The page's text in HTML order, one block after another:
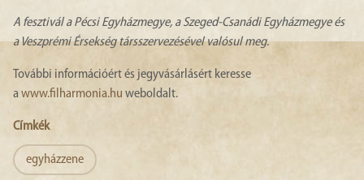
A fesztivál a Pécsi Egyházmegye, a Szeged-Csanádi Egyházmegye és
a Veszprémi Érsekség társszervezésével valósul meg.
További információért és jegyvásárlásért keresse
a www.filharmonia.hu weboldalt.
Címkék
egyházzene